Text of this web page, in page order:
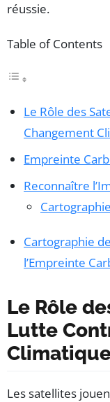
réussie.
Table of Contents
Le Rôle des
Changement
Empreinte
Reconnaître
Cartographie
l’Empreinte
Le Rôle
Lutte
Les satellites